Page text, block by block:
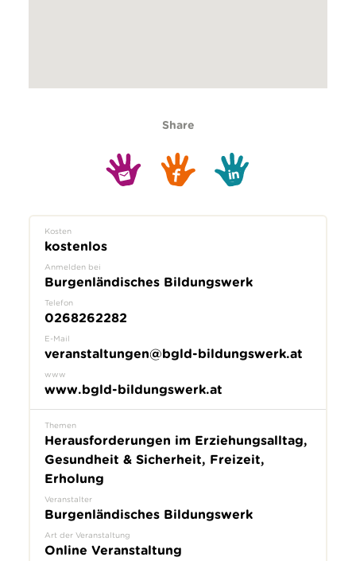
Share
Kosten
kostenlos
Anmelden bei
Burgenländisches Bildungswerk
Telefon
0268262282
E-Mail
veranstaltungen@bgld-bildungswerk.at
www
www.bgld-bildungswerk.at
Themen
Herausforderungen im Erziehungsalltag,
Gesundheit & Sicherheit, Freizeit,
Erholung
Veranstalter
Burgenländisches Bildungswerk
Art der Veranstaltung
Online Veranstaltung